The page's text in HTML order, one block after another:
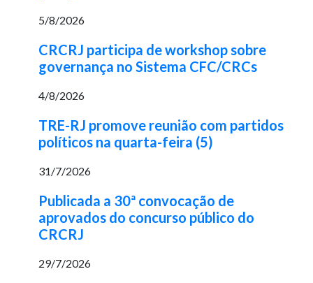
5/8/2026
CRCRJ participa de workshop sobre
governança no Sistema CFC/CRCs
4/8/2026
TRE-RJ promove reunião com partidos
políticos na quarta-feira (5)
31/7/2026
Publicada a 30ª convocação de
aprovados do concurso público do
CRCRJ
29/7/2026